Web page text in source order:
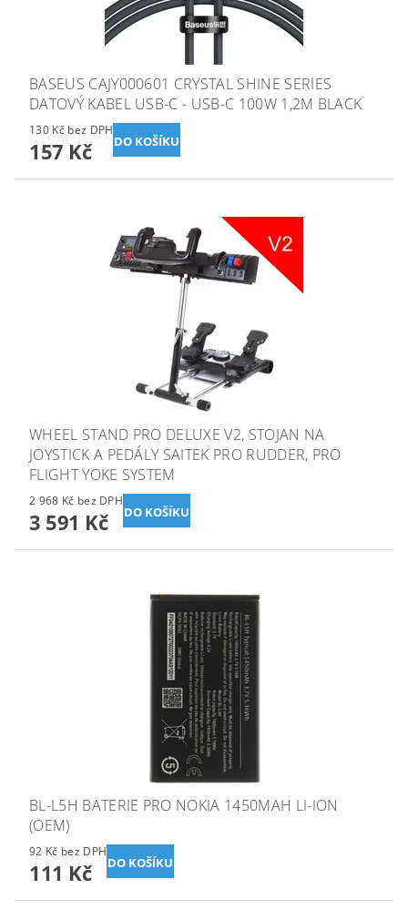
BASEUS CAJY000601 CRYSTAL SHINE SERIES
DATOVÝ KABEL USB-C - USB-C 100W 1,2M BLACK
130 Kč bez DPH
157 Kč
WHEEL STAND PRO DELUXE V2, STOJAN NA
JOYSTICK A PEDÁLY SAITEK PRO RUDDER, PRO
FLIGHT YOKE SYSTEM
2 968 Kč bez DPH
3 591 Kč
BL-L5H BATERIE PRO NOKIA 1450MAH LI-ION
(OEM)
92 Kč bez DPH
111 Kč